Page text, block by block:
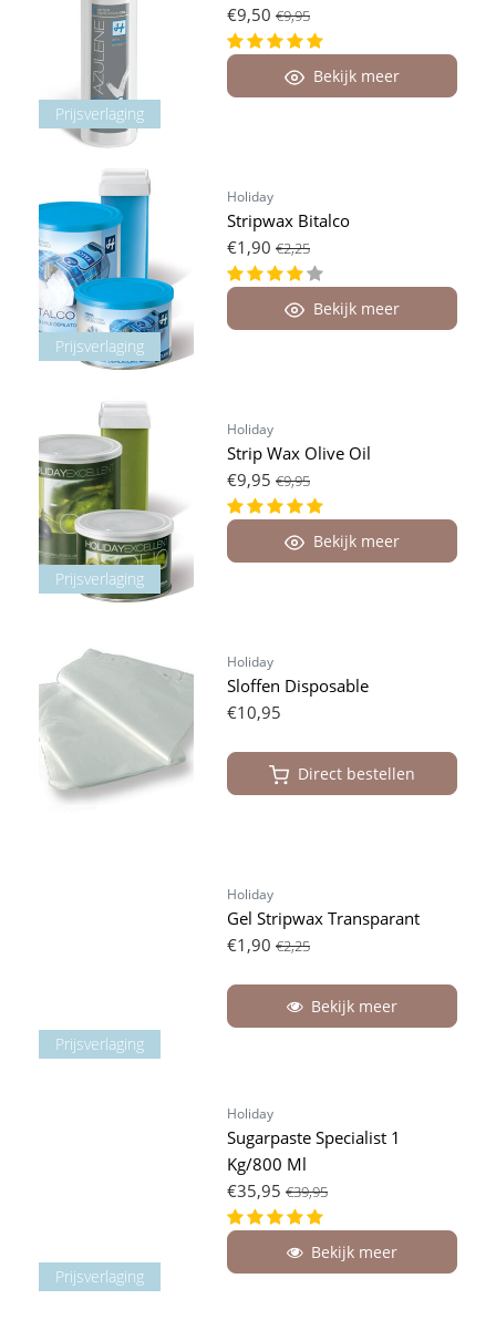
Prijsverlaging
€9,50 €9,95
Bekijk meer
Prijsverlaging
Holiday
Stripwax Bitalco
€1,90 €2,25
Bekijk meer
Prijsverlaging
Holiday
Strip Wax Olive Oil
€9,95 €9,95
Bekijk meer
Holiday
Sloffen Disposable
€10,95
Direct bestellen
Prijsverlaging
Holiday
Gel Stripwax Transparant
€1,90 €2,25
Bekijk meer
Prijsverlaging
Holiday
Sugarpaste Specialist 1
Kg/800 Ml
€35,95 €39,95
Bekijk meer